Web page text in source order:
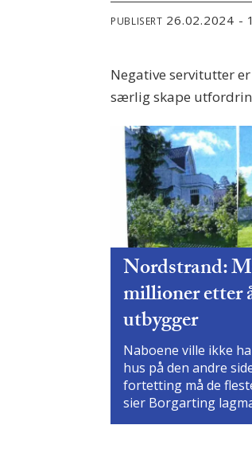
PUBLISERT 26.02.2024 -
Negative servitutter
særlig skape
Nordstrand:
millioner etter
utbygger
Naboene ville ikke
hus på den andre
fortetting må de
sier Borgarting